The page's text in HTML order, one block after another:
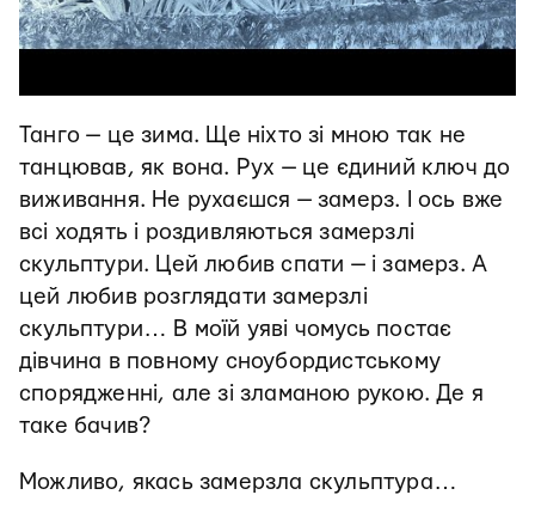
Танго — це зима. Ще ніхто зі мною так не
танцював, як вона. Рух — це єдиний ключ до
виживання. Не рухаєшся — замерз. І ось вже
всі ходять і роздивляються замерзлі
скульптури. Цей любив спати — і замерз. А
цей любив розглядати замерзлі
скульптури… В моїй уяві чомусь постає
дівчина в повному сноубордистському
спорядженні, але зі зламаною рукою. Де я
таке бачив?
Можливо, якась замерзла скульптура…